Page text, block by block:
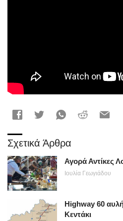
Σχετικά Άρθρα
Αγορά Αντίκες
Ιουλία Γεωγιάδου
Highway 60
Κεντάκι